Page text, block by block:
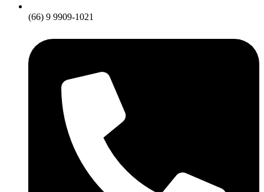
(66) 9 9909-1021